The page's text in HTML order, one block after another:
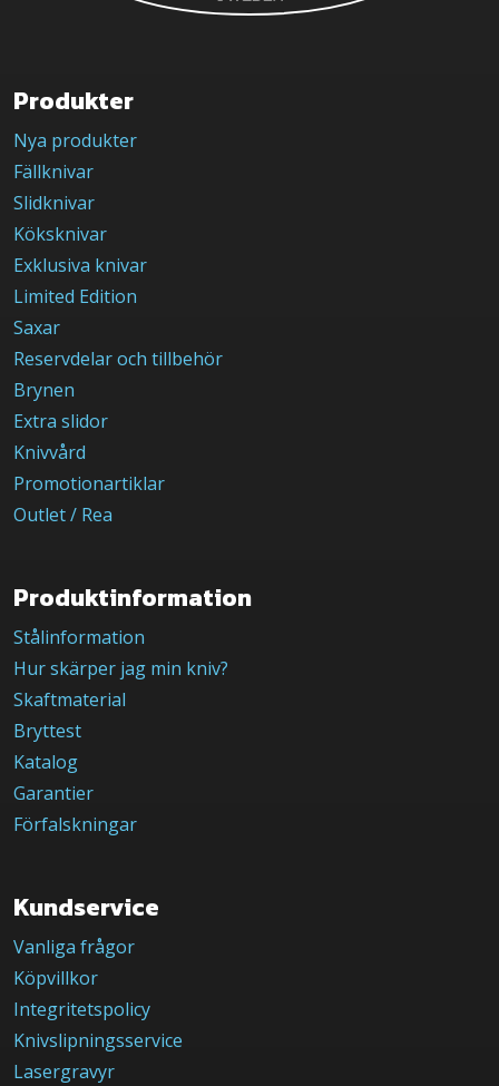
på
Produkter
Nya produkter
Fällknivar
Slidknivar
Köksknivar
Exklusiva knivar
Limited Edition
Saxar
Reservdelar och tillbehör
Brynen
Extra slidor
Knivvård
Promotionartiklar
Outlet / Rea
Produktinformation
Stålinformation
Hur skärper jag min kniv?
Skaftmaterial
Bryttest
Katalog
Garantier
Förfalskningar
Kundservice
Vanliga frågor
Köpvillkor
Integritetspolicy
Knivslipningsservice
Lasergravyr